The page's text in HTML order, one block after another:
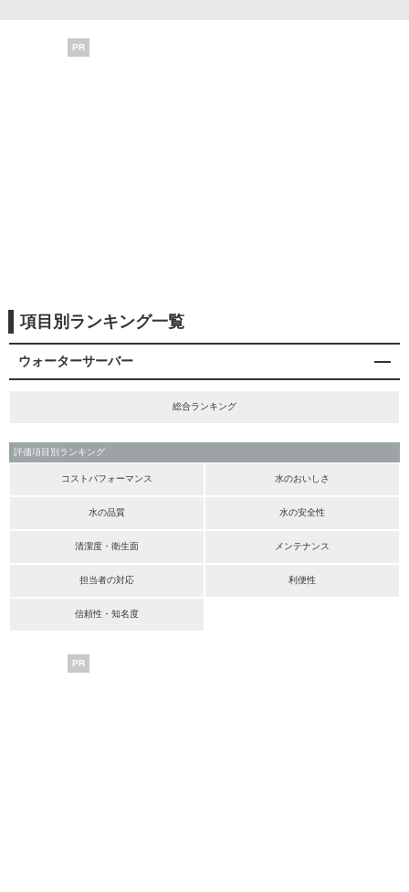
PR
項目別ランキング一覧
ウォーターサーバー
総合ランキング
評価項目別ランキング
コストパフォーマンス 水のおいしさ
水の品質 水の安全性
清潔度・衛生面 メンテナンス
担当者の対応 利便性
信頼性・知名度
PR